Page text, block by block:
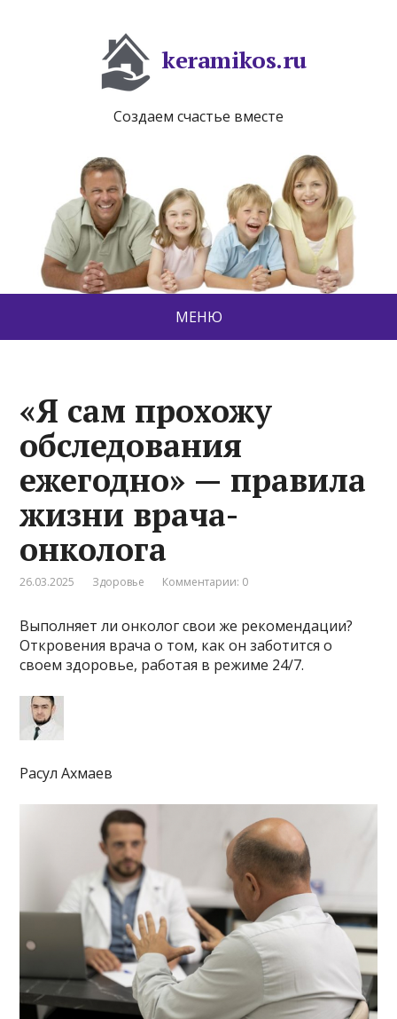
keramikos.ru
Создаем счастье вместе
МЕНЮ
«Я сам прохожу
обследования
ежегодно» — правила
жизни врача-
онколога
26.03.2025 Здоровье Комментарии: 0
Выполняет ли онколог свои же рекомендации?
Откровения врача о том, как он заботится о
своем здоровье, работая в режиме 24/7.
Расул Ахмаев